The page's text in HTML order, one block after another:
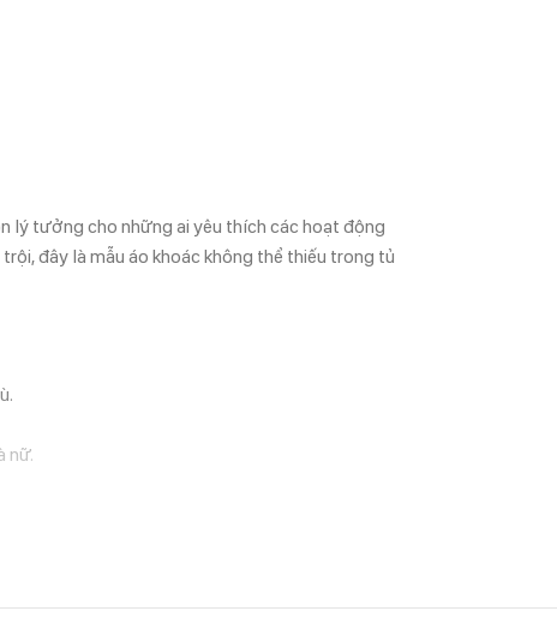
lý tưởng cho những ai yêu thích các hoạt động
đây là mẫu áo khoác không thể thiếu trong tủ
nữ.